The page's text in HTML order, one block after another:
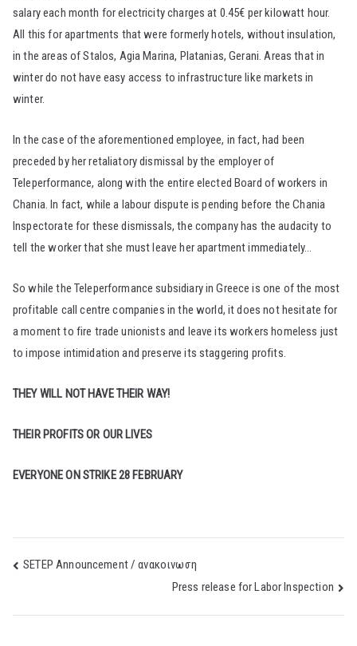
salary each month for electricity charges at 0.45€ per kilowatt hour.
All this for apartments that were formerly hotels, without insulation,
in the areas of Stalos, Agia Marina, Platanias, Gerani. Areas that in
winter do not have easy access to infrastructure like markets in
winter.
In the case of the aforementioned employee, in fact, had been
preceded by her retaliatory dismissal by the employer of
Teleperformance, along with the entire elected Board of workers in
Chania. In fact, while a labour dispute is pending before the Chania
Inspectorate for these dismissals, the company has the audacity to
tell the worker that she must leave her apartment immediately…
So while the Teleperformance subsidiary in Greece is one of the most
profitable call centre companies in the world, it does not hesitate for
a moment to fire trade unionists and leave its workers homeless just
to impose intimidation and preserve its staggering profits.
THEY WILL NOT HAVE THEIR WAY!
THEIR PROFITS OR OUR LIVES
EVERYONE ON STRIKE 28 FEBRUARY
Post
SETEP Announcement / ανακοινωση
Press release for Labor Inspection